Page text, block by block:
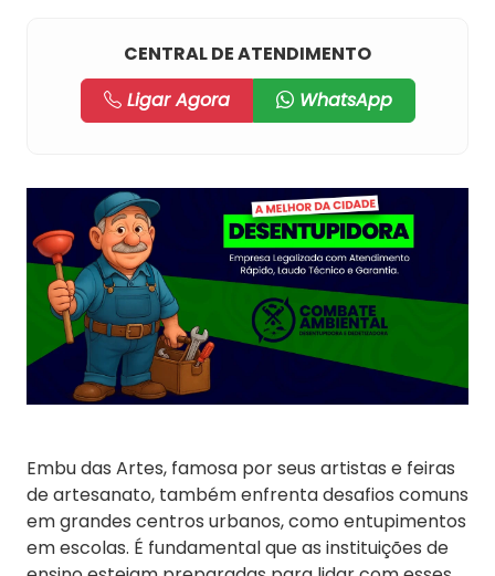
CENTRAL DE ATENDIMENTO
Ligar Agora
WhatsApp
Embu das Artes, famosa por seus artistas e feiras
de artesanato, também enfrenta desafios comuns
em grandes centros urbanos, como entupimentos
em escolas. É fundamental que as instituições de